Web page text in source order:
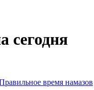
сегодня
время намазов